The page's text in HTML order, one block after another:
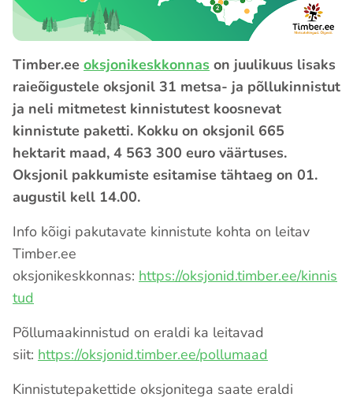
Timber.ee oksjonikeskkonnas on juulikuus lisaks
raieõigustele oksjonil 31 metsa- ja põllukinnistut
ja neli mitmetest kinnistutest koosnevat
kinnistute paketti. Kokku on oksjonil 665
hektarit maad, 4 563 300 euro väärtuses.
Oksjonil pakkumiste esitamise tähtaeg on 01.
augustil kell 14.00.
Info kõigi pakutavate kinnistute kohta on leitav
Timber.ee
oksjonikeskkonnas: https://oksjonid.timber.ee/kinnis
tud
Põllumaakinnistud on eraldi ka leitavad
siit: https://oksjonid.timber.ee/pollumaad
Kinnistutepakettide oksjonitega saate eraldi